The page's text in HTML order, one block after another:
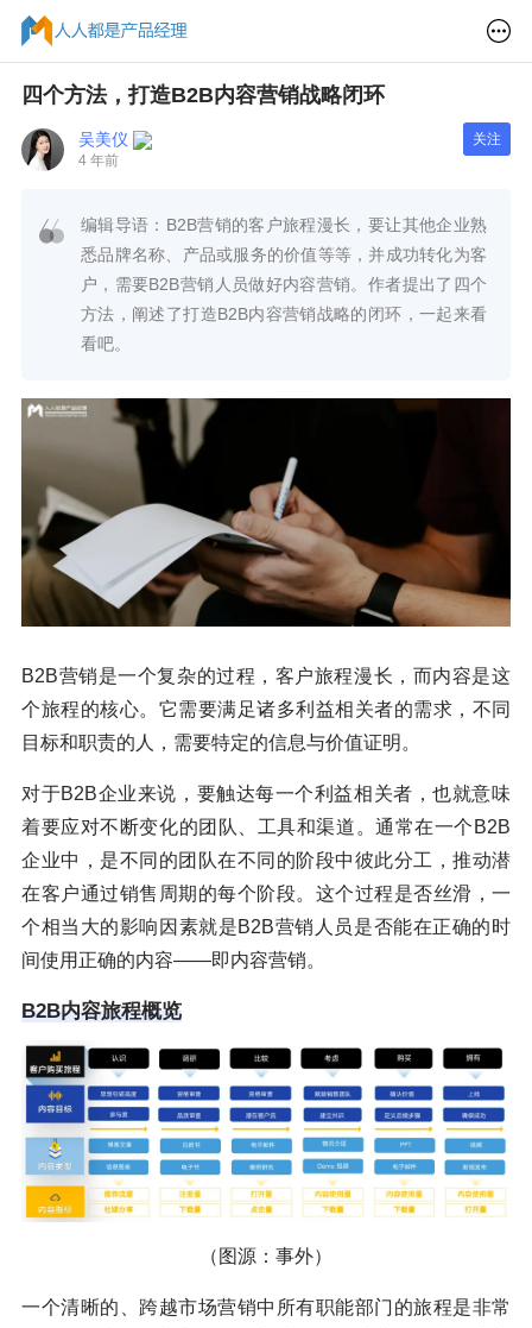
四个方法，打造B2B内容营销战略闭环
吴美仪
4 年前
关注
编辑导语：B2B营销的客户旅程漫长，要让其他企业熟
悉品牌名称、产品或服务的价值等等，并成功转化为客
户，需要B2B营销人员做好内容营销。作者提出了四个
方法，阐述了打造B2B内容营销战略的闭环，一起来看
看吧。
B2B营销是一个复杂的过程，客户旅程漫长，而内容是这
个旅程的核心。它需要满足诸多利益相关者的需求，不同
目标和职责的人，需要特定的信息与价值证明。
对于B2B企业来说，要触达每一个利益相关者，也就意味
着要应对不断变化的团队、工具和渠道。通常在一个B2B
企业中，是不同的团队在不同的阶段中彼此分工，推动潜
在客户通过销售周期的每个阶段。这个过程是否丝滑，一
个相当大的影响因素就是B2B营销人员是否能在正确的时
间使用正确的内容——即内容营销。
B2B内容旅程概览
（图源：事外）
一个清晰的、跨越市场营销中所有职能部门的旅程是非常